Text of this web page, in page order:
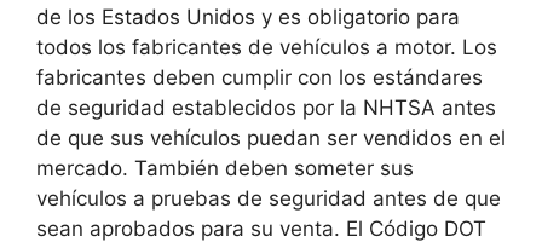
de los Estados Unidos y es obligatorio para
todos los fabricantes de vehículos a motor. Los
fabricantes deben cumplir con los estándares
de seguridad establecidos por la NHTSA antes
de que sus vehículos puedan ser vendidos en el
mercado. También deben someter sus
vehículos a pruebas de seguridad antes de que
sean aprobados para su venta. El Código DOT